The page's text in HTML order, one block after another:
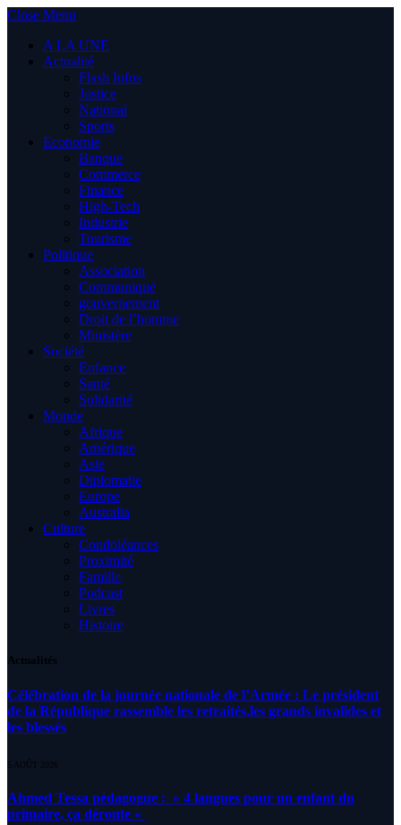
Close Menu
A LA UNE
Actualité
Flash Infos
Justice
National
Sports
Economie
Banque
Commerce
Finance
High-Tech
Industrie
Tourisme
Politique
Association
Communiqué
gouvernement
Droit de l’homme
Ministère
Société
Enfance
Santé
Solidarité
Monde
Afrique
Amérique
Asie
Diplomatie
Europe
Australia
Culture
Condoléances
Proximité
Famille
Podcast
Livres
Histoire
Actualités
Célébration de la journée nationale de l’Armée : Le président
de la République rassemble les retraités,les grands invalides et
les blessés
5 AOÛT 2026
Ahmed Tessa pédagogue : » 4 langues pour un enfant du
primaire, ça déroute «